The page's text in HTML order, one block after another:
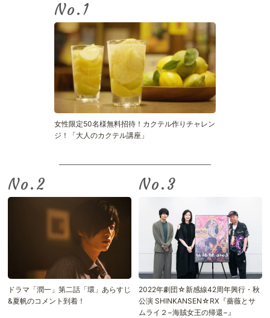
No.
女性限定50名様無料招待！カクテル作りチャレン
ジ！「大人のカクテル講座」
No.
ドラマ「潤一」第二話「環」あらすじ
&夏帆のコメント到着！
No.
2022年劇団☆新感線42周年興行・秋
公演 SHINKANSEN☆RX『薔薇とサ
ムライ２−海賊女王の帰還−』